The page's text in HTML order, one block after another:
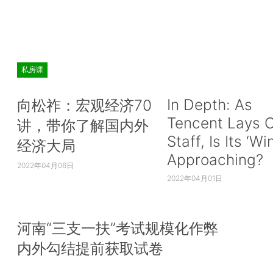
私房课
向松祚：宏观经济70
讲，带你了解国内外
经济大局
2022年04月06日
In Depth: As
Tencent Lays
Staff, Is Its
Approaching?
2022年04月01日
河南“三支一扶”考试规模化作弊
内外勾结提前获取试卷